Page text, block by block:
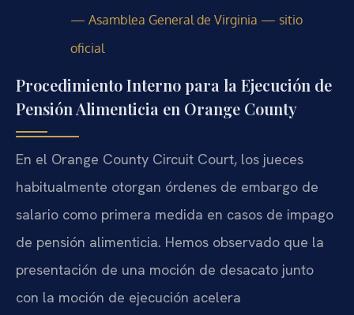
— Asamblea General de Virginia — sitio
oficial
Procedimiento Interno para la Ejecución de
Pensión Alimenticia en Orange County
En el Orange County Circuit Court, los jueces
habitualmente otorgan órdenes de embargo de
salario como primera medida en casos de impago
de pensión alimenticia. Hemos observado que la
presentación de una moción de desacato junto
con la moción de ejecución acelera